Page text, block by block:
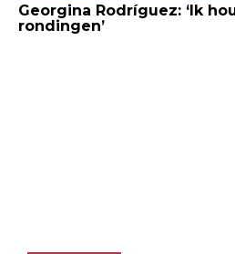
Georgina Rodríguez: ‘Ik
rondingen’